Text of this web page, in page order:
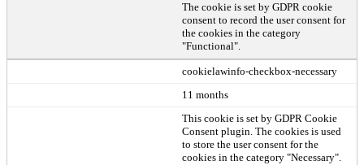
The cookie is set by GDPR cookie
consent to record the user consent for
the cookies in the category
"Functional".
cookielawinfo-checkbox-necessary
11 months
This cookie is set by GDPR Cookie
Consent plugin. The cookies is used
to store the user consent for the
cookies in the category "Necessary".